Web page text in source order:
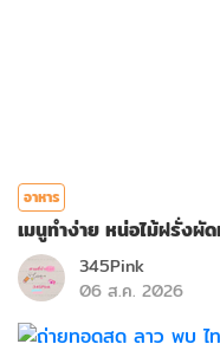
อาหาร
เมนูทำง่าย หน่อไม้ฝรั่งผั
345Pink
06 ส.ค. 2026